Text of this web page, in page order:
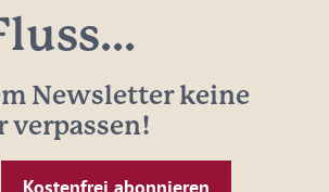
Newsletter keine
verpassen!